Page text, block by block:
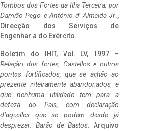
Tombos dos Fortes da Ilha Terceira, por
Damião Pego e António d’ Almeida Jr.,
Direcção dos Serviços de
Engenharia do Exército.
Boletim do IHIT, Vol. LV, 1997 –
Relação dos fortes, Castellos e outros
pontos fortificados, que se achão ao
prezente inteiramente abandonados, e
que nenhuma utilidade tem para a
defeza do Pais, com declaração
d’aquelles que se podem desde já
desprezar. Barão de Bastos. Arquivo